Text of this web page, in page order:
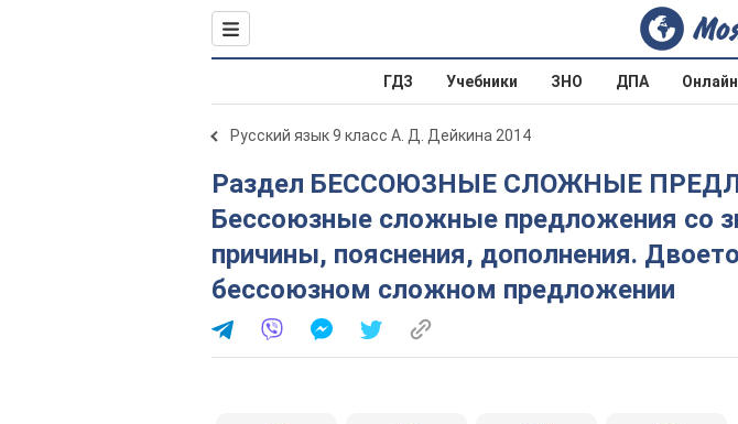
ГДЗ Учебники ЗНО ДПА
Русский язык 9 класс А. Д. Дейкина 2014
Раздел БЕССОЮЗНЫЕ СЛОЖНЫЕ ПРЕДЛОЖЕНИЯ. 34.
Бессоюзные сложные предложения со
причины, пояснения, дополнения.
бессоюзном сложном предложении